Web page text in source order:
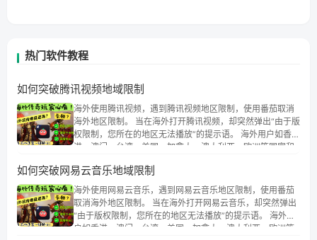
热门软件教程
如何突破腾讯视频地域限制
海外使用腾讯视频，遇到腾讯视频地区限制，使用番茄取消
海外地区限制。 当在海外打开腾讯视频，却突然弹出“由于版
权限制，您所在的地区无法播放”的提示语。 海外用户如香
港、澳门、台湾、美国、加拿大、澳大利亚、欧洲等国家和
权限制问题，且仅能在中国大陆地区播放。 遇到这个问题的
朋友们，使用番茄回国加速器，即可解决「海外用户收听腾
讯视频地区版权限制」的问题，无论人在香港、澳门、台
湾、美国、加拿大、澳大利亚、欧洲等国家和地区工作、留
学、定居等，都可以使用，不再因地区和版权限制所困扰。
如何突破网易云音乐地域限制
海外使用网易云音乐，遇到网易云音乐地区限制，使用番茄
取消海外地区限制。 当在海外打开网易云音乐，却突然弹出
“由于版权限制，您所在的地区无法播放”的提示语。 海外用
户如香港、澳门、台湾、美国、加拿大、澳大利亚、欧洲等